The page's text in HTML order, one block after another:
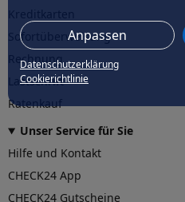
Anpassen
Datenschutzerklärung
Cookierichtlinie
Sofortüberweisung
Rechnung
Lastschrift
Ratenkauf
Unser Service für Sie
Hilfe und Kontakt
CHECK24 App
CHECK24 Gutscheine